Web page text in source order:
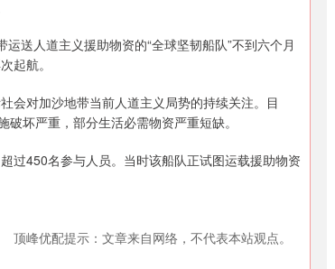
送人道主义援助物资的“全球坚韧船队”不到六个月
起航。
会对加沙地带当前人道主义局势的持续关注。目
坏严重，部分生活必需物资严重短缺。
过450名参与人员。当时该船队正试图运载援助物资
顶峰优配提示：文章来自网络，不代表本站观点。